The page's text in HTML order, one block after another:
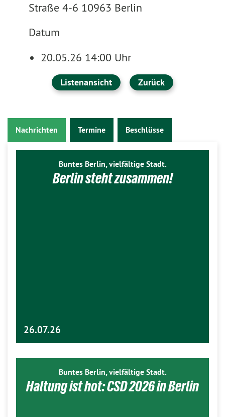
Straße 4-6 10963 Berlin
Datum
20.05.26 14:00 Uhr
Listenansicht Zurück
Nachrichten Termine Beschlüsse
Buntes Berlin, vielfältige Stadt.
Berlin steht zusammen!
26.07.26
Buntes Berlin, vielfältige Stadt.
Haltung ist hot: CSD 2026 in Berlin